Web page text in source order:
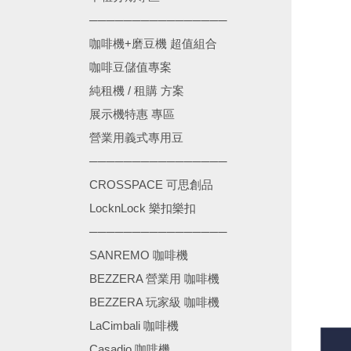
────────────────
咖啡機+磨豆機 超值組合
咖啡豆儲值專案
純租機 / 租購 方案
展示機特惠 專區
營業用義式專用豆
────────────────
CROSSPACE 可思創品
LocknLock 樂扣樂扣
────────────────
SANREMO 咖啡機
BEZZERA 營業用 咖啡機
BEZZERA 玩家級 咖啡機
LaCimbali 咖啡機